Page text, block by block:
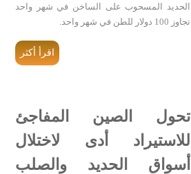
الحديد المسحوب على الساخن في شهر واحد
تجاوز 100 دولار للطن في شهر واحد.
اقرأ أكثر
تحول الصين المفاجئ
للاستيراد أدى لاختلال
أسواق الحديد والصلب